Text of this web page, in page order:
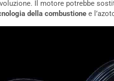
Il motore potrebbe
della combustione e